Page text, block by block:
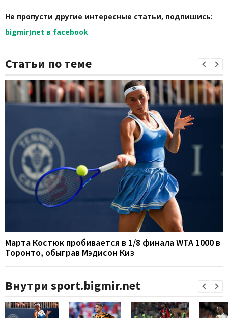
Не пропусти другие интересные статьи, подпишись:
bigmir)net в facebook
Статьи по теме
Марта Костюк пробивается в 1/8 финала WTA 1000 в
Торонто, обыграв Мэдисон Киз
Внутри sport.bigmir.net